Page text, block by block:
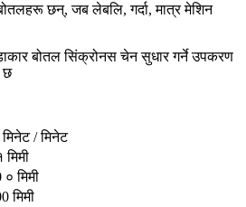
छन्, जब लेबलि, गर्दा, मात्र मेशिन
बोतल सिंक्रोनस चेन सुधार गर्ने उपकरण
छ
/ मिनेट
मिमी
मिमी